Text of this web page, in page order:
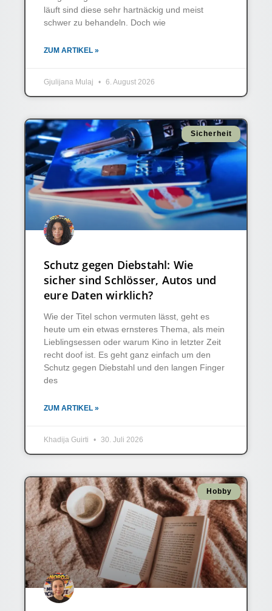
läuft sind diese sehr hartnäckig und meist
schwer zu behandeln. Doch wie
ZUM ARTIKEL »
Gjulijana Mulaj 6. August 2026
Sicherheit
Schutz gegen Diebstahl: Wie
sicher sind Schlösser, Autos und
eure Daten wirklich?
Wie der Titel schon vermuten lässt, geht es
heute um ein etwas ernsteres Thema, als mein
Lieblingsessen oder warum Kino in letzter Zeit
recht doof ist. Es geht ganz einfach um den
Schutz gegen Diebstahl und den langen Finger
des
ZUM ARTIKEL »
Khadija Guirti 30. Juli 2026
Hobby